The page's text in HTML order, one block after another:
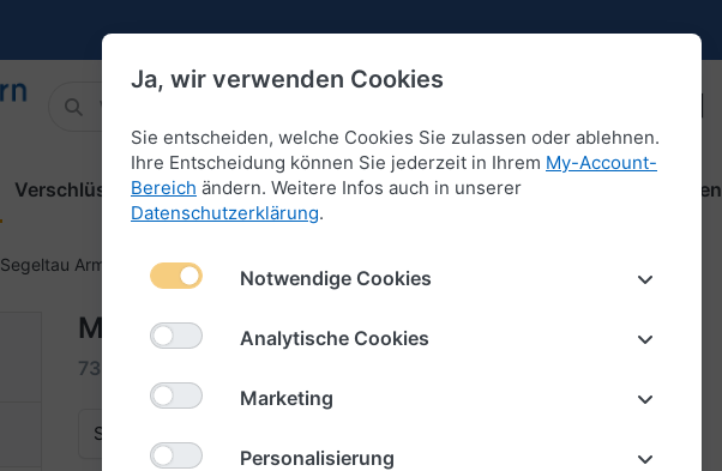
Verschlüsse für Armbänder Anhänger für Armbänder Schlüsselketten
Segeltau Armband Mehrfarbig
Mehrfarbig
73-82
Sortiere nach
Ja, wir verwenden Cookies
Sie entscheiden, welche Cookies Sie zulassen oder ablehnen.
Ihre Entscheidung können Sie jederzeit in Ihrem My-Account-
Bereich ändern. Weitere Infos auch in unserer
Datenschutzerklärung.
Notwendige Cookies
Analytische Cookies
Marketing
Personalisierung